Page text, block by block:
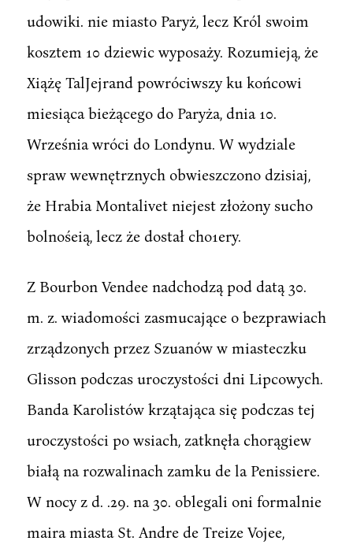
udowiki. nie miasto Paryż, lecz Król swoim
kosztem 10 dziewic wyposaży. Rozumieją, że
Xiążę TalJejrand powróciwszy ku końcowi
miesiąca bieżącego do Paryża, dnia 10.
Września wróci do Londynu. W wydziale
spraw wewnętrznych obwieszczono dzisiaj,
że Hrabia Montalivet niejest złożony sucho
bolnośeią, lecz że dostał cho1ery.
Z Bourbon Vendee nadchodzą pod datą 30.
m. z. wiadomości zasmucające o bezprawiach
zrządzonych przez Szuanów w miasteczku
Glisson podczas uroczystości dni Lipcowych.
Banda Karolistów krzątająca się podczas tej
uroczystości po wsiach, zatknęła chorągiew
białą na rozwalinach zamku de la Penissiere.
W nocy z d. .29. na 30. oblegali oni formalnie
maira miasta St. Andre de Treize Vojee,